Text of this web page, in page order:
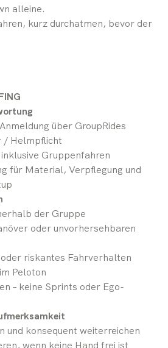
alleine.
kurz durchatmen, bevor der
über GroupRides
/ Helmpflicht
Gruppenfahren
für Material, Verpflegung und
der Gruppe
oder unvorhersehbaren
oder riskantes Fahrverhalten
Peloton
– keine Sprints oder Ego-
und konsequent weiterreichen
wenn keine Hand frei ist